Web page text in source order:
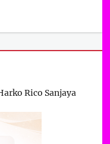
Rico Sanjaya